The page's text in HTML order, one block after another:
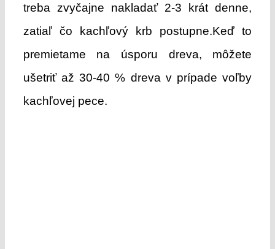
treba zvyčajne nakladať 2-3 krát denne,
zatiaľ čo kachľový krb postupne.Keď to
premietame na úsporu dreva, môžete
ušetriť až 30-40 % dreva v prípade voľby
kachľovej pece.